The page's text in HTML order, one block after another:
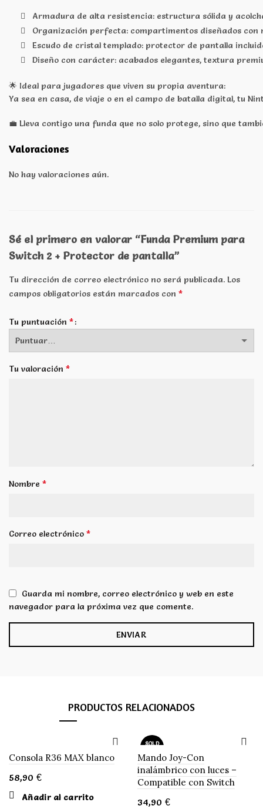
Armadura de alta resistencia: estructura sólida y
Organización perfecta: compartimentos diseñados
Escudo de cristal templado: protector de pantalla
Diseño con carácter: acabados elegantes, textura
🌟 Ideal para jugadores que viven su propia aventura:
Ya sea en casa, de viaje o en el campo de batalla digital, tu
💼 Lleva contigo una funda que no solo protege, sino que
Valoraciones
No hay valoraciones aún.
Sé el primero en valorar “Funda Premium para
Switch 2 + Protector de pantalla”
Tu dirección de correo electrónico no será publicada. Los
campos obligatorios están marcados con *
Tu puntuación *
Tu valoración *
Nombre *
Correo electrónico *
Guarda mi nombre, correo electrónico y web en este
navegador para la próxima vez que comente.
PRODUCTOS RELACIONADOS
Consola R36 MAX blanco
58,90 €
Añadir al carrito
SOLD
Mando Joy-Con
inalámbrico con luces –
Compatible con Switch
34,90 €